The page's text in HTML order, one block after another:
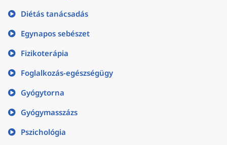
Diétás tanácsadás
Egynapos sebészet
Fizikoterápia
Foglalkozás-egészségügy
Gyógytorna
Gyógymasszázs
Pszichológia